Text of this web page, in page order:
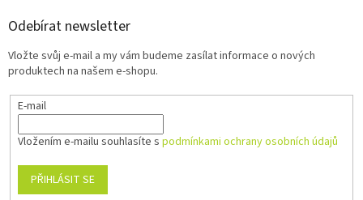
Odebírat newsletter
Vložte svůj e-mail a my vám budeme zasílat informace o nových
produktech na našem e-shopu.
E-mail
Vložením e-mailu souhlasíte s podmínkami ochrany osobních údajů
PŘIHLÁSIT SE